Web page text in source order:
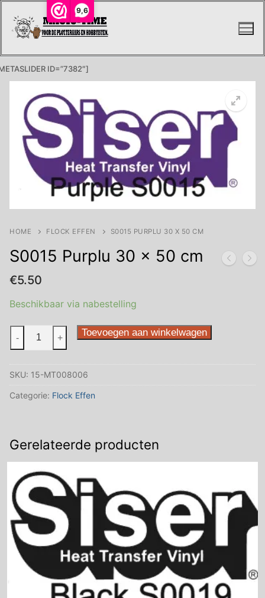
9,6
naar
ID=”7382″]
HOME FLOCK EFFEN S0015 PURPLU 30 X 50 CM
S0015 Purplu 30 x 50 cm
€5.50
Beschikbaar via nabestelling
Purplu
x
50
- + Toevoegen aan winkelwagen
SKU: 15-MT008006
Categorie: Flock Effen
Gerelateerde producten